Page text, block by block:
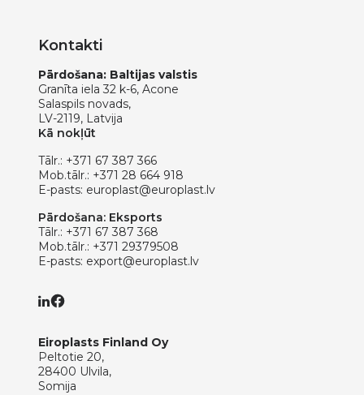
Kontakti
Pārdošana: Baltijas valstis
Granīta iela 32 k-6, Acone
Salaspils novads,
LV-2119, Latvija
Kā nokļūt
Tālr.: +371 67 387 366
Mob.tālr.: +371 28 664 918
E-pasts: europlast@europlast.lv
Pārdošana: Eksports
Tālr.: +371 67 387 368
Mob.tālr.: +371 29379508
E-pasts: export@europlast.lv
Eiroplasts Finland Oy
Peltotie 20,
28400 Ulvila,
Somija